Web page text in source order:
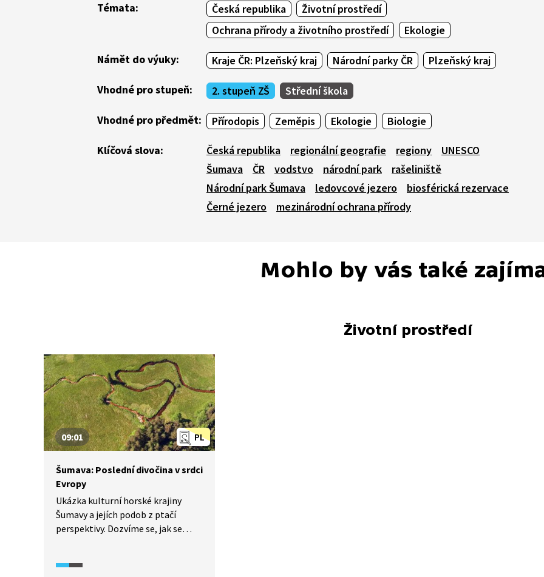
Témata: Česká republika
Životní prostředí
Ochrana přírody a životního prostředí
Ekologie
Námět do výuky: Kraje ČR: Plzeňský kraj Národní parky ČR Plzeňský kraj
Vhodné pro stupeň: 2. stupeň ZŠ Střední škola
Vhodné pro předmět: Přírodopis Zeměpis Ekologie Biologie
Klíčová slova: Česká republika regionální geografie regiony
UNESCO
Šumava
ČR vodstvo národní park
rašeliniště
Národní park Šumava
ledovcové jezero
biosférická rezervace
Černé jezero
mezinárodní ochrana přírody
Mohlo by vás také
Životní prostředí
PL
09:01
Šumava: Poslední divočina v srdci
Evropy
Ukázka kulturní horské krajiny
Šumavy a jejích podob z ptačí
perspektivy. Dozvíme se, jak se
rašeliništi říká Mrtvý luh.